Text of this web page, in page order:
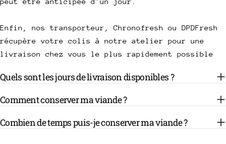
Enfin, nos transporteur, Chronofresh ou DPDFresh
récupère votre colis à notre atelier pour une
livraison chez vous le plus rapidement possible
Quels sont les jours de livraison disponibles ?
Comment conserver ma viande ?
Combien de temps puis-je conserver ma viande ?